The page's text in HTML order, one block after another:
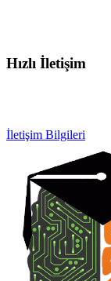
Hızlı İletişim
İletişim Bilgileri